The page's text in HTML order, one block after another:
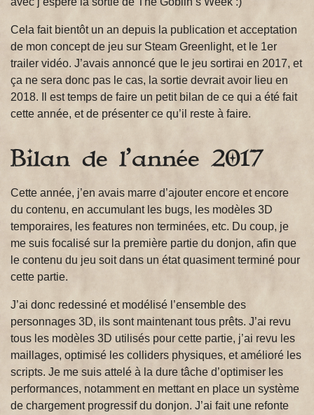
Cela fait bientôt un an depuis la publication et acceptation
de mon concept de jeu sur Steam Greenlight, et le 1er
trailer vidéo. J’avais annoncé que le jeu sortirai en 2017, et
ça ne sera donc pas le cas, la sortie devrait avoir lieu en
2018. Il est temps de faire un petit bilan de ce qui a été fait
cette année, et de présenter ce qu’il reste à faire.
Bilan de l’année 2017
Cette année, j’en avais marre d’ajouter encore et encore
du contenu, en accumulant les bugs, les modèles 3D
temporaires, les features non terminées, etc. Du coup, je
me suis focalisé sur la première partie du donjon, afin que
le contenu du jeu soit dans un état quasiment terminé pour
cette partie.
J’ai donc redessiné et modélisé l’ensemble des
personnages 3D, ils sont maintenant tous prêts. J’ai revu
tous les modèles 3D utilisés pour cette partie, j’ai revu les
maillages, optimisé les colliders physiques, et amélioré les
scripts. Je me suis attelé à la dure tâche d’optimiser les
performances, notamment en mettant en place un système
de chargement progressif du donjon. J’ai fait une refonte